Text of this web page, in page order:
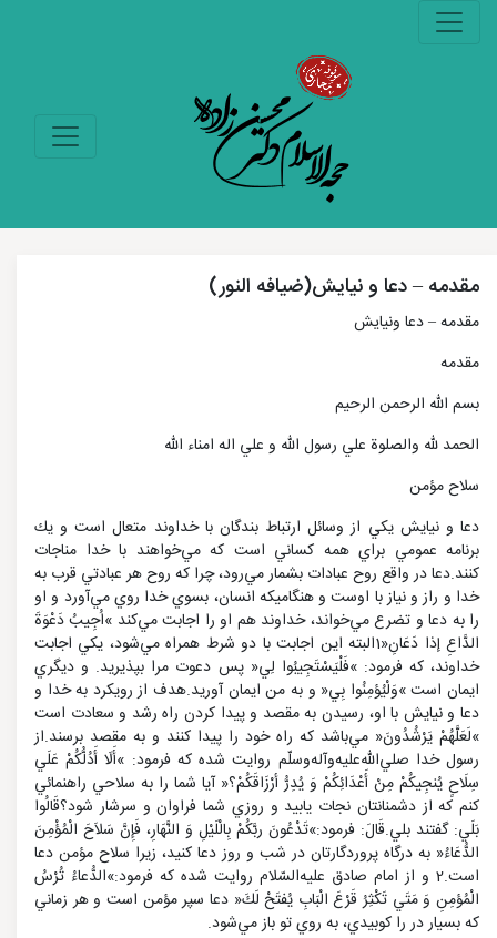
مقدمه – دعا و نیایش(ضیافه النور)
مقدمه – دعا ونیایش
مقدمه
بسم الله الرحمن الرحیم
الحمد لله والصلوة علي رسول الله و علي اله امناء الله
سلاح مؤمن
دعا و نيايش يكي از وسائل ارتباط بندگان با خداوند متعال است و يك
برنامه عمومي براي همه كساني است كه مي‌خواهند با خدا مناجات
كنند.دعا در واقع روح عبادات بشمار مي‌رود، چرا كه روح هر عبادتي قرب به
خدا و راز و نياز با اوست و هنگاميكه انسان، بسوي خدا روي مي‌آورد و او
را به دعا و تضرع مي‌خواند، خداوند هم او را اجابت مي‌كند »اُجِيبُ دَعْوَةَ
الدَّاعِ إذا دَعَانِ«1البته اين اجابت با دو شرط همراه مي‌شود، يكي اجابت
خداوند، كه فرمود: »فَلْيَسْتَجِيبُوا لِي« پس دعوت مرا بپذيريد. و ديگري
ايمان است »وَلْيُؤمِنُوا بِي« و به من ايمان آوريد.هدف از رويكرد به خدا و
دعا و نيايش با او، رسيدن به مقصد و پيدا كردن راه رشد و سعادت است
»لَعَلَّهُمْ يَرْشُدُونَ« مي‌باشد كه راه خود را پيدا كنند و به مقصد برسند.از
رسول خدا صلي‌الله‌عليه‌و‌آله‌وسلّم روايت شده كه فرمود: »أَلَا أَدُلُّكُمْ عَلَي
سِلَاحٍ يُنجِيكُمْ مِنْ أَعْدَائِكُمْ وَ يُدِرُّ أرْزَاقَكُمْ؟« آيا شما را به سلاحي راهنمائي
كنم كه از دشمنانتان نجات يابيد و روزي شما فراوان و سرشار شود؟قَالُوا
بَلَي: گفتند بلي.قَالَ: فرمود:»تَدْعُونَ ربَّكُمْ بِالْلَيْلِ وَ النَّهَارِ، فَإِنَّ سَلاَحَ الْمُؤْمِنَ
الدُّعَاءُ« به درگاه پروردگارتان در شب و روز دعا كنيد، زيرا سلاح مؤمن دعا
است.2 و از امام صادق عليه‌السّلام روايت شده كه فرمود:»الدُّعاءُ تُرْسُ
الْمُؤمِنِ وَ مَتَي تَكْثِرُ قَرْعَ الْبَابِ يُفتَحْ لَكَ« دعا سپر مؤمن است و هر زماني
كه بسيار در را كوبيدي، به روي تو باز مي‌شود.